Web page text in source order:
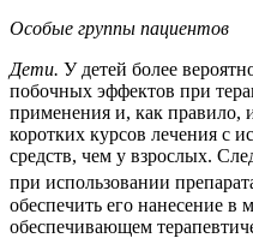
Особые группы пациентов
Дети. У детей более
побочных эффектов при
применения и, как правило,
коротких курсов лечения с
средств, чем у взрослых.
при использовании
обеспечить его нанесение в
обеспечивающем